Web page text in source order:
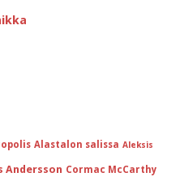
Alastalon salissa Aleksis
Andersson Cormac McCarthy